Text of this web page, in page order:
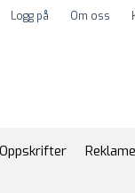
Logg på Om oss
Oppskrifter Reklame